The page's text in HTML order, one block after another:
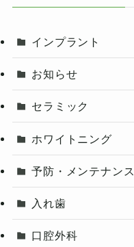
インプラント
お知らせ
セラミック
ホワイトニング
予防・メンテナンス
入れ歯
口腔外科